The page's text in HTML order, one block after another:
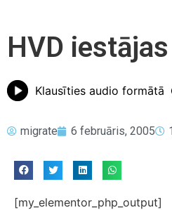
HVD
Klausīties audio formātā
migrate 6 februāris, 2005
[my_elementor_php_output]